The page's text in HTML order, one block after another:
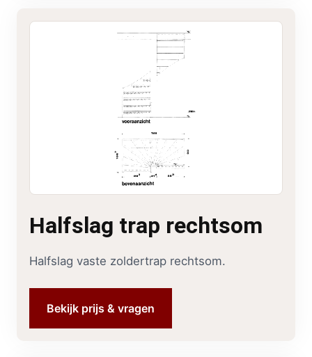
Halfslag trap rechtsom
Halfslag vaste zoldertrap rechtsom.
Bekijk prijs & vragen